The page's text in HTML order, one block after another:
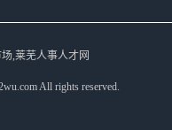
,莱芜人事人才网
All rights reserved.